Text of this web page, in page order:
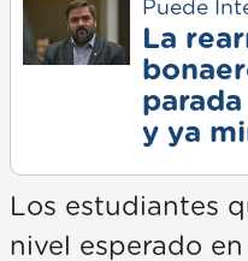
Puede
La
y ya
Los estudiantes
nivel esperado